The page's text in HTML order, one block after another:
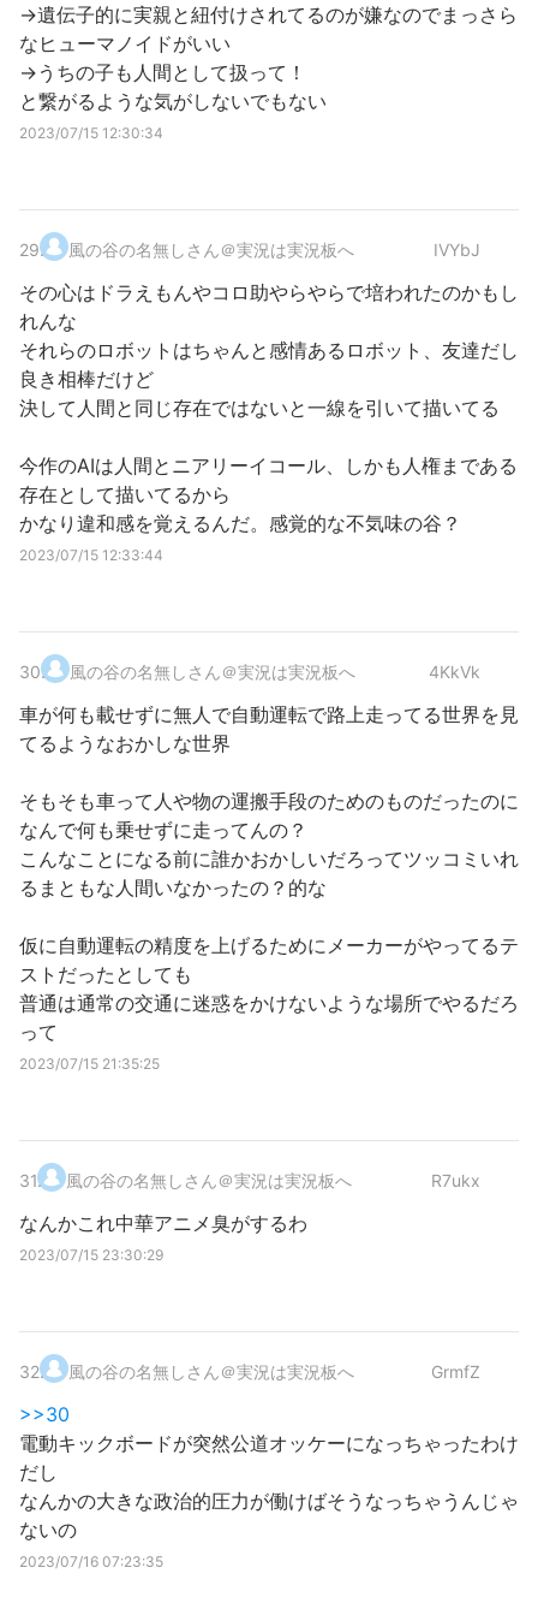
→遺伝子的に実親と紐付けされてるのが嫌なのでまっさら
なヒューマノイドがいい
→うちの子も人間として扱って！
と繋がるような気がしないでもない
2023/07/15 12:30:34
29. 風の谷の名無しさん＠実況は実況板へ IVYbJ
その心はドラえもんやコロ助やらやらで培われたのかもし
れんな
それらのロボットはちゃんと感情あるロボット、友達だし
良き相棒だけど
決して人間と同じ存在ではないと一線を引いて描いてる
今作のAIは人間とニアリーイコール、しかも人権まである
存在として描いてるから
かなり違和感を覚えるんだ。感覚的な不気味の谷？
2023/07/15 12:33:44
30. 風の谷の名無しさん＠実況は実況板へ 4KkVk
車が何も載せずに無人で自動運転で路上走ってる世界を見
てるようなおかしな世界
そもそも車って人や物の運搬手段のためのものだったのに
なんで何も乗せずに走ってんの？
こんなことになる前に誰かおかしいだろってツッコミいれ
るまともな人間いなかったの？的な
仮に自動運転の精度を上げるためにメーカーがやってるテ
ストだったとしても
普通は通常の交通に迷惑をかけないような場所でやるだろ
って
2023/07/15 21:35:25
31. 風の谷の名無しさん＠実況は実況板へ R7ukx
なんかこれ中華アニメ臭がするわ
2023/07/15 23:30:29
32. 風の谷の名無しさん＠実況は実況板へ GrmfZ
>>30
電動キックボードが突然公道オッケーになっちゃったわけ
だし
なんかの大きな政治的圧力が働けばそうなっちゃうんじゃ
ないの
2023/07/16 07:23:35